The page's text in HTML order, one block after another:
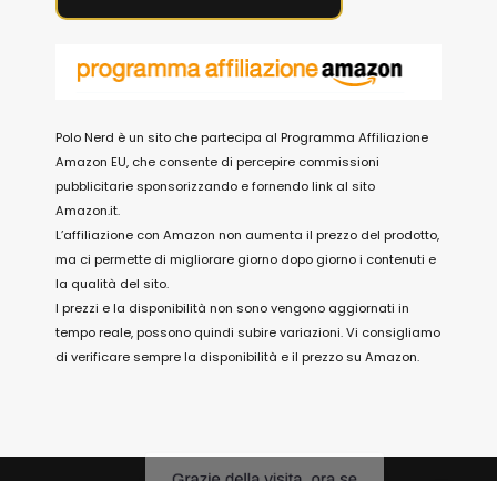
Polo Nerd è un sito che partecipa al Programma Affiliazione
Amazon EU, che consente di percepire commissioni
pubblicitarie sponsorizzando e fornendo link al sito
Amazon.it.
L’affiliazione con Amazon non aumenta il prezzo del prodotto,
ma ci permette di migliorare giorno dopo giorno i contenuti e
la qualità del sito.
I prezzi e la disponibilità non sono vengono aggiornati in
tempo reale, possono quindi subire variazioni. Vi consigliamo
di verificare sempre la disponibilità e il prezzo su Amazon.